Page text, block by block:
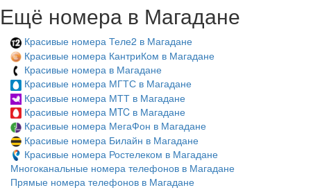
Ещё номера в Магадане
Красивые номера Теле2 в Магадане
Красивые номера КантриКом в Магадане
Красивые номера в Магадане
Красивые номера МГТС в Магадане
Красивые номера МТТ в Магадане
Красивые номера MTC в Магадане
Красивые номера МегаФон в Магадане
Красивые номера Билайн в Магадане
Красивые номера Ростелеком в Магадане
Многоканальные номера телефонов в Магадане
Прямые номера телефонов в Магадане